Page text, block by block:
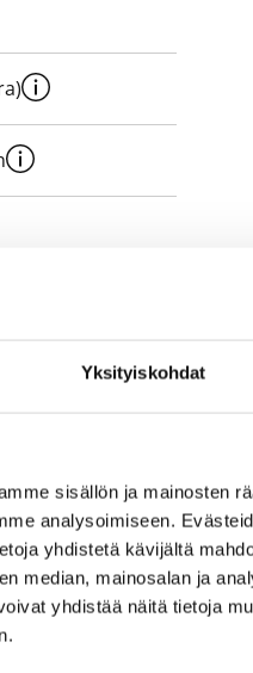
Yksityiskohdat
sisällön ja mainosten
analysoimiseen.
yhdistetä kävijältä
median, mainosalan ja
yhdistää näitä tietoja
Voit
ottamalla